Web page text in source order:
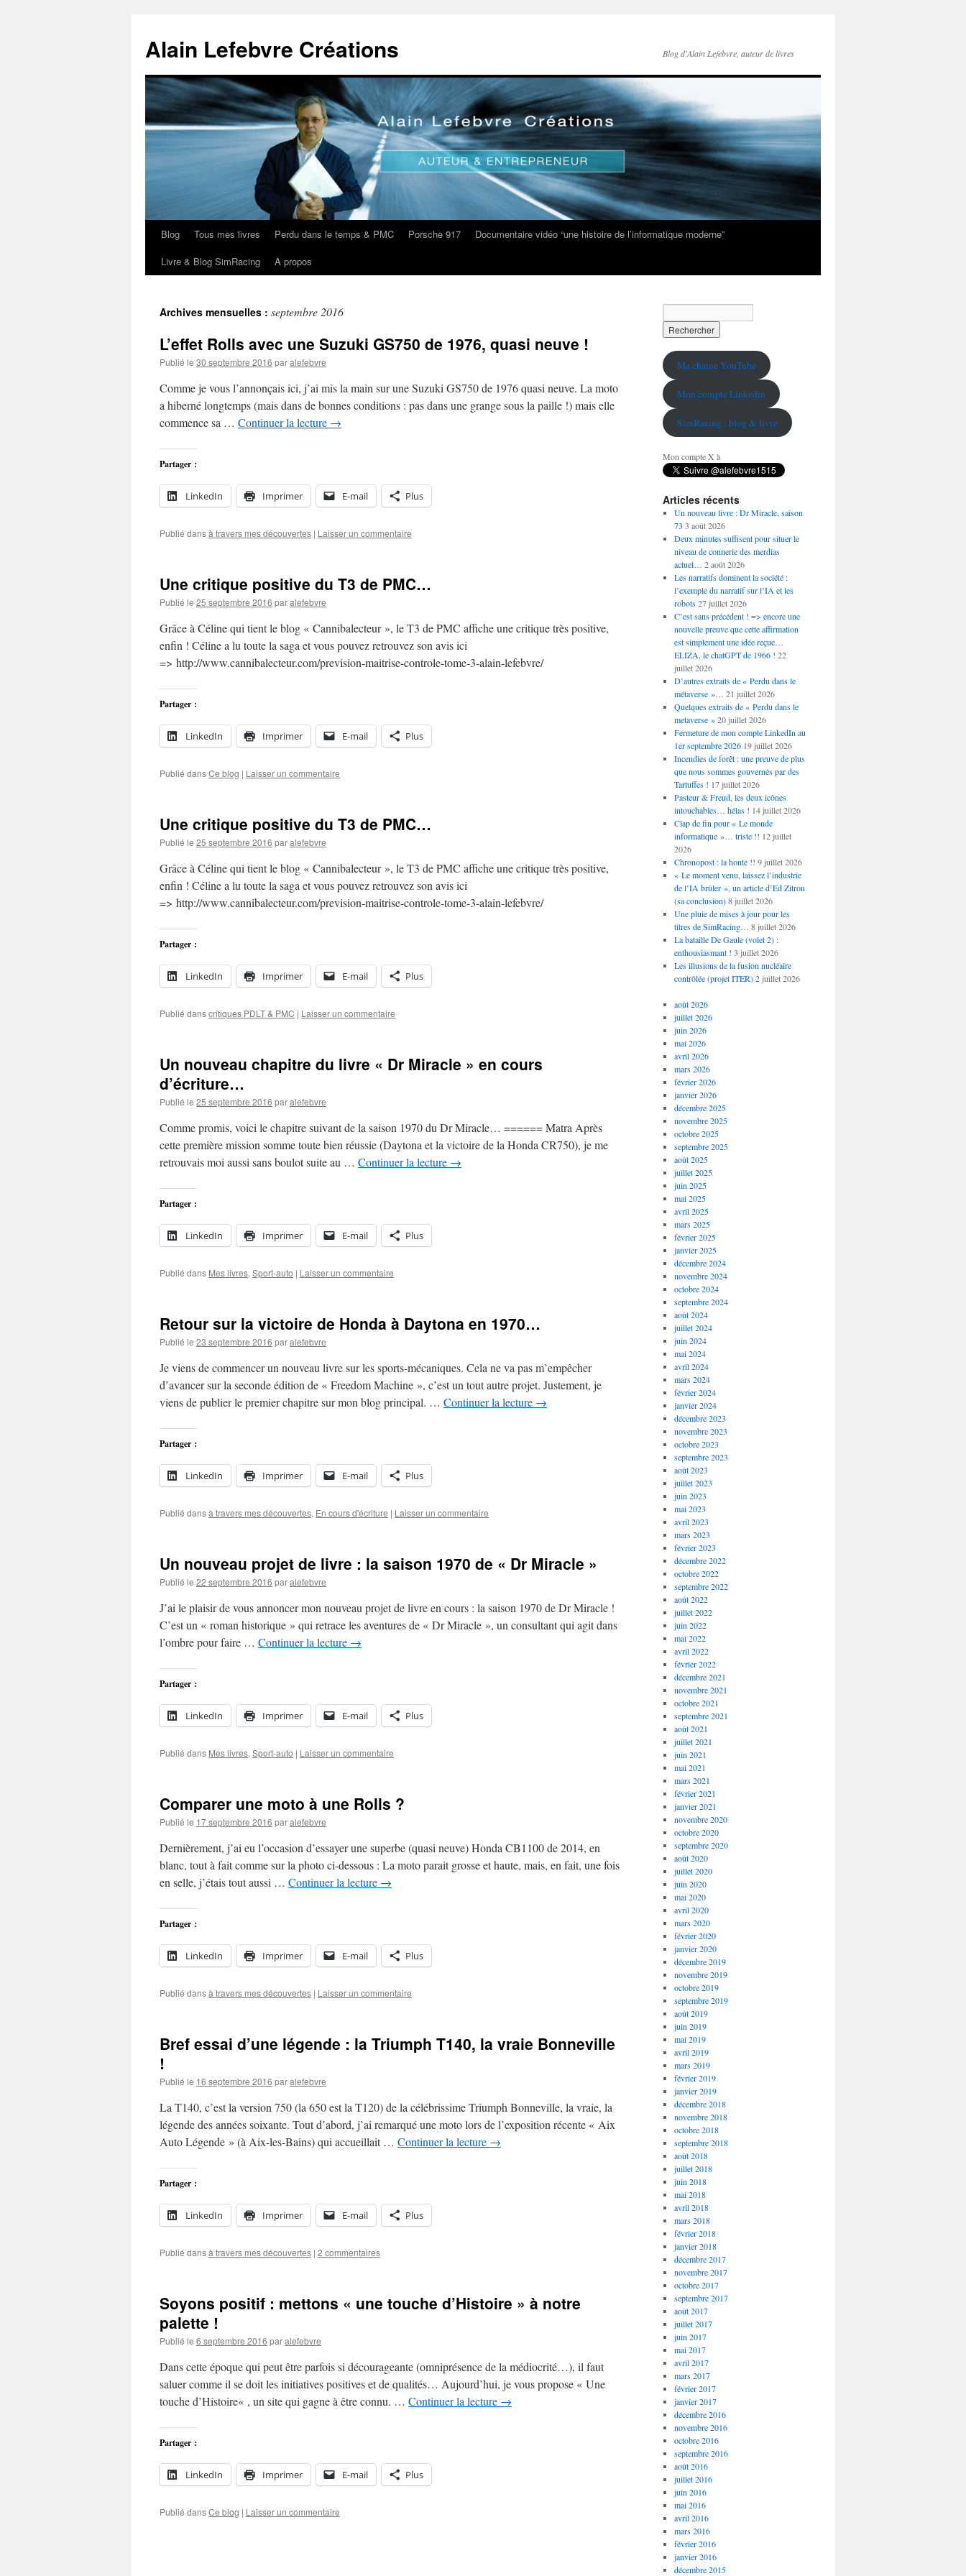
contenu
Alain Lefebvre Créations Blog d'Alain Lefebvre, auteur de livres
Blog Tous mes livres Perdu dans le temps & PMC Porsche 917
Documentaire vidéo “une histoire de l’informatique moderne”
Livre & Blog SimRacing
A propos
Archives mensuelles : septembre 2016
L’effet Rolls avec une Suzuki GS750 de 1976, quasi neuve !
Publié le 30 septembre 2016 paralefebvre
Comme je vous l’annonçais ici, j’ai mis la main sur une Suzuki GS750 de 1976 quasi neuve. La moto
a hiberné longtemps (mais dans de bonnes conditions : pas dans une grange sous la paille !) mais elle
commence sa … Continuer la lecture →
Partager :
LinkedIn Imprimer E-mail Plus
Publié dansà travers mes découvertes | Laisser un commentaire
Une critique positive du T3 de PMC…
Publié le 25 septembre 2016 paralefebvre
Grâce à Céline qui tient le blog « Cannibalecteur », le T3 de PMC affiche une critique très positive,
enfin ! Céline a lu toute la saga et vous pouvez retrouvez son avis ici
=> http://www.cannibalecteur.com/prevision-maitrise-controle-tome-3-alain-lefebvre/
Partager :
LinkedIn Imprimer E-mail Plus
Publié dansCe blog | Laisser un commentaire
Une critique positive du T3 de PMC…
Publié le 25 septembre 2016 paralefebvre
Grâce à Céline qui tient le blog « Cannibalecteur », le T3 de PMC affiche une critique très positive,
enfin ! Céline a lu toute la saga et vous pouvez retrouvez son avis ici
=> http://www.cannibalecteur.com/prevision-maitrise-controle-tome-3-alain-lefebvre/
Partager :
LinkedIn Imprimer E-mail Plus
Publié danscritiques PDLT & PMC | Laisser un commentaire
Un nouveau chapitre du livre « Dr Miracle » en cours
d’écriture…
Publié le 25 septembre 2016 paralefebvre
Comme promis, voici le chapitre suivant de la saison 1970 du Dr Miracle… ====== Matra Après
cette première mission somme toute bien réussie (Daytona et la victoire de la Honda CR750), je me
retrouvais moi aussi sans boulot suite au … Continuer la lecture →
Partager :
LinkedIn Imprimer E-mail Plus
Publié dans Mes livres, Sport-auto | Laisser un commentaire
Retour sur la victoire de Honda à Daytona en 1970…
Publié le 23 septembre 2016 paralefebvre
Je viens de commencer un nouveau livre sur les sports-mécaniques. Cela ne va pas m’empêcher
d’avancer sur la seconde édition de « Freedom Machine », c’est un tout autre projet. Justement, je
viens de publier le premier chapitre sur mon blog principal. … Continuer la lecture →
Partager :
LinkedIn Imprimer E-mail Plus
Publié dansà travers mes découvertes, En cours d'écriture | Laisser un commentaire
Un nouveau projet de livre : la saison 1970 de « Dr Miracle »
Publié le 22 septembre 2016 paralefebvre
J’ai le plaisir de vous annoncer mon nouveau projet de livre en cours : la saison 1970 de Dr Miracle !
C’est un « roman historique » qui retrace les aventures de « Dr Miracle », un consultant qui agit dans
l’ombre pour faire … Continuer la lecture →
Partager :
LinkedIn Imprimer E-mail Plus
Publié dans Mes livres, Sport-auto | Laisser un commentaire
Comparer une moto à une Rolls ?
Publié le 17 septembre 2016 paralefebvre
Dernièrement, j’ai eu l’occasion d’essayer une superbe (quasi neuve) Honda CB1100 de 2014, en
blanc, tout à fait comme sur la photo ci-dessous : La moto parait grosse et haute, mais, en fait, une fois
en selle, j’étais tout aussi … Continuer la lecture →
Partager :
LinkedIn Imprimer E-mail Plus
Publié dansà travers mes découvertes | Laisser un commentaire
Bref essai d’une légende : la Triumph T140, la vraie Bonneville
!
Publié le 16 septembre 2016 paralefebvre
La T140, c’est la version 750 (la 650 est la T120) de la célébrissime Triumph Bonneville, la vraie, la
légende des années soixante. Tout d’abord, j’ai remarqué une moto lors de l’exposition récente « Aix
Auto Légende » (à Aix-les-Bains) qui accueillait … Continuer la lecture →
Partager :
LinkedIn Imprimer E-mail Plus
Publié dansà travers mes découvertes | 2 commentaires
Soyons positif : mettons « une touche d’Histoire » à notre
palette !
Publié le 6 septembre 2016 paralefebvre
Dans cette époque qui peut être parfois si décourageante (omniprésence de la médiocrité…), il faut
saluer comme il se doit les initiatives positives et de qualités… Aujourd’hui, je vous propose « Une
touche d’Histoire« , un site qui gagne à être connu. … Continuer la lecture →
Partager :
LinkedIn Imprimer E-mail Plus
Publié dansCe blog | Laisser un commentaire
Ma chaine YouTube
Mon compte Linkedin
SimRacing : blog & livre
Mon compte X à
Articles récents
Un nouveau livre : Dr Miracle, saison
73 3 août 2026
Deux minutes suffisent pour situer le
niveau de connerie des merdias
actuel… 2 août 2026
Les narratifs dominent la société :
l’exemple du narratif sur l’IA et les
robots 27 juillet 2026
C’est sans précédent ! => encore une
nouvelle preuve que cette affirmation
est simplement une idée reçue…
ELIZA, le chatGPT de 1966 ! 22
juillet 2026
D’autres extraits de « Perdu dans le
métaverse »… 21 juillet 2026
Quelques extraits de « Perdu dans le
metaverse » 20 juillet 2026
Fermeture de mon compte LinkedIn au
1er septembre 2026 19 juillet 2026
Incendies de forêt : une preuve de plus
que nous sommes gouvernés par des
Tartuffes ! 17 juillet 2026
Pasteur & Freud, les deux icônes
intouchables… hélas ! 14 juillet 2026
Clap de fin pour « Le monde
informatique »… triste !! 12 juillet
2026
Chronopost : la honte !! 9 juillet 2026
« Le moment venu, laissez l’industrie
de l’IA brûler », un article d’Ed Zitron
(sa conclusion) 8 juillet 2026
Une pluie de mises à jour pour les
titres de SimRacing… 8 juillet 2026
La bataille De Gaule (volet 2) :
enthousiasmant ! 3 juillet 2026
Les illusions de la fusion nucléaire
contrôlée (projet ITER) 2 juillet 2026
août 2026
juillet 2026
juin 2026
mai 2026
avril 2026
mars 2026
février 2026
janvier 2026
décembre 2025
novembre 2025
octobre 2025
septembre 2025
août 2025
juillet 2025
juin 2025
mai 2025
avril 2025
mars 2025
février 2025
janvier 2025
décembre 2024
novembre 2024
octobre 2024
septembre 2024
août 2024
juillet 2024
juin 2024
mai 2024
avril 2024
mars 2024
février 2024
janvier 2024
décembre 2023
novembre 2023
octobre 2023
septembre 2023
août 2023
juillet 2023
juin 2023
mai 2023
avril 2023
mars 2023
février 2023
décembre 2022
octobre 2022
septembre 2022
août 2022
juillet 2022
juin 2022
mai 2022
avril 2022
février 2022
décembre 2021
novembre 2021
octobre 2021
septembre 2021
août 2021
juillet 2021
juin 2021
mai 2021
mars 2021
février 2021
janvier 2021
novembre 2020
octobre 2020
septembre 2020
août 2020
juillet 2020
juin 2020
mai 2020
avril 2020
mars 2020
février 2020
janvier 2020
décembre 2019
novembre 2019
octobre 2019
septembre 2019
août 2019
juin 2019
mai 2019
avril 2019
mars 2019
février 2019
janvier 2019
décembre 2018
novembre 2018
octobre 2018
septembre 2018
août 2018
juillet 2018
juin 2018
mai 2018
avril 2018
mars 2018
février 2018
janvier 2018
décembre 2017
novembre 2017
octobre 2017
septembre 2017
août 2017
juillet 2017
juin 2017
mai 2017
avril 2017
mars 2017
février 2017
janvier 2017
décembre 2016
novembre 2016
octobre 2016
septembre 2016
août 2016
juillet 2016
juin 2016
mai 2016
avril 2016
mars 2016
février 2016
janvier 2016
décembre 2015